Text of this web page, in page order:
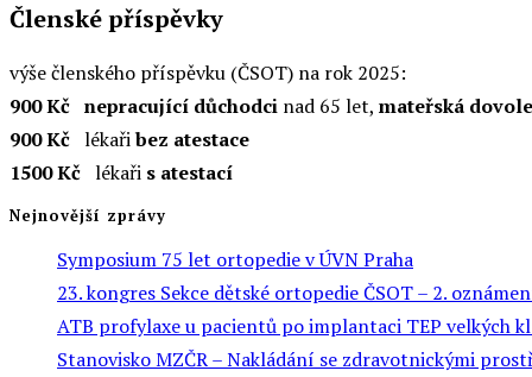
Členské příspěvky
výše členského příspěvku (ČSOT) na rok 2025:
900 Kč nepracující důchodci nad 65 let, mateřská
900 Kč lékařibez atestace
1500 Kč lékaři s atestací
Nejnovější zprávy
Symposium 75 let ortopedie v ÚVN Praha
23. kongres Sekce dětské ortopedie ČSOT – 2.
ATB profylaxe u pacientů po implantaci TEP velkých
Stanovisko MZČR – Nakládání se zdravotnickými